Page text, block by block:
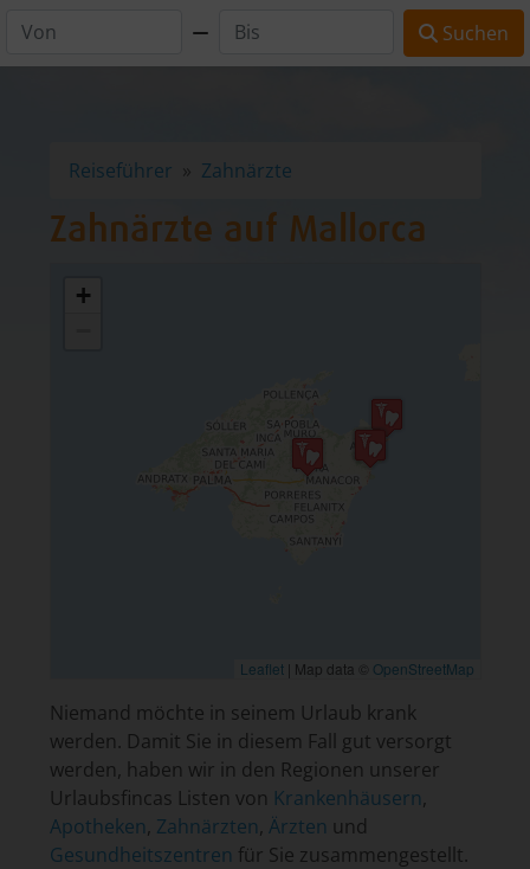
Reiseführer Zahnärzte
Zahnärzte auf Mallorca
+
Leaflet | Map data © OpenStreetMap
Niemand möchte in seinem Urlaub krank
werden. Damit Sie in diesem Fall gut versorgt
werden, haben wir in den Regionen unserer
Urlaubsfincas Listen von Krankenhäusern,
Apotheken, Zahnärzten, Ärzten und
Gesundheitszentren für Sie zusammengestellt.
Suchen